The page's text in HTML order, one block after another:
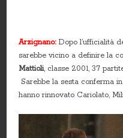
Arzignano: Dopo l’ufficialità
sarebbe vicino a definire la
Mattioli, classe 2001, 37
Sarebbe la sesta conferma
hanno rinnovato Cariolato,